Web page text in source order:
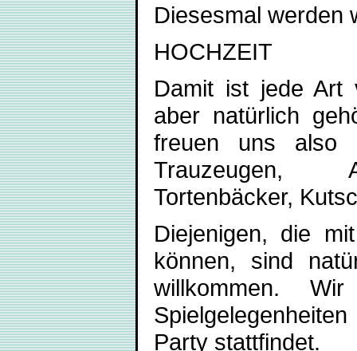
Diesesmal werden
HOCHZEIT
Damit ist jede Art
aber natürlich
freuen uns also
Trauzeugen,
Tortenbäcker,
Diejenigen, die
können, sind
willkommen.
Party stattfindet.